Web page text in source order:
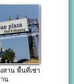
สาน พื้นที่เช่า
น